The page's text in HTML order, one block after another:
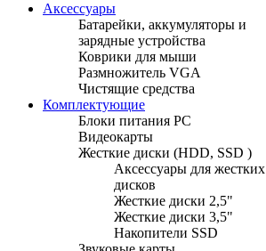
Аксессуары
Батарейки, аккумуляторы и
зарядные устройства
Коврики для мыши
Размножитель VGA
Чистящие средства
Комплектующие
Блоки питания PC
Видеокарты
Жесткие диски (HDD, SSD )
Аксессуары для жестких
дисков
Жесткие диски 2,5"
Жесткие диски 3,5"
Накопители SSD